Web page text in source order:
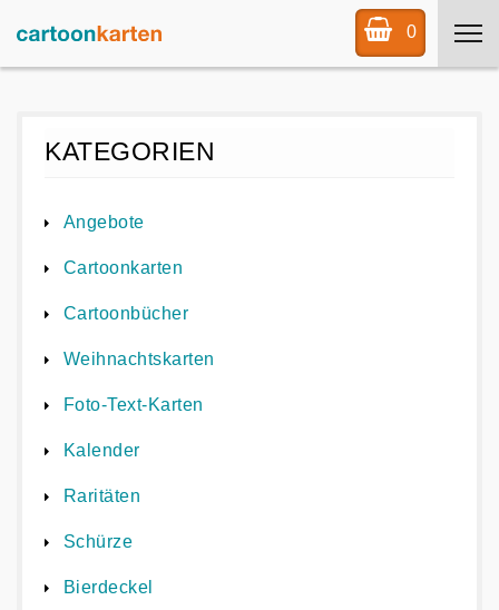
0
KATEGORIEN
Angebote
Cartoonkarten
Cartoonbücher
Weihnachtskarten
Foto-Text-Karten
Kalender
Raritäten
Schürze
Bierdeckel